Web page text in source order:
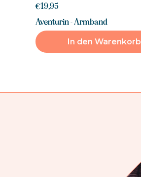
€19,95
Aventurin - Armband
In den Warenkorb